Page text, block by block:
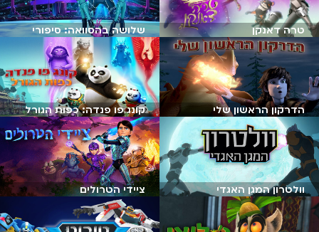
טרה דאנקן
שלושה בהסוואה: סיפורי
ארקדיה
הדרקון הראשון שלי קונג פו פנדה: כפות הגורל
וולטרון המגן האגדי ציידי הטרולים